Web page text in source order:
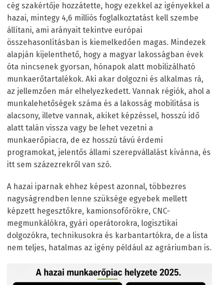
cég szakértője hozzátette, hogy ezekkel az igényekkel a
hazai, mintegy 4,6 milliós foglalkoztatást kell szembe
állítani, ami arányait tekintve európai
összehasonlításban is kiemelkedően magas. Mindezek
alapján kijelenthető, hogy a magyar lakosságban évek
óta nincsenek gyorsan, hónapok alatt mobilizálható
munkaerőtartalékok. Aki akar dolgozni és alkalmas rá,
az jellemzően már elhelyezkedett. Vannak régiók, ahol a
munkalehetőségek száma és a lakosság mobilitása is
alacsony, illetve vannak, akiket képzéssel, hosszú idő
alatt talán vissza vagy be lehet vezetni a
munkaerőpiacra, de ez hosszú távú érdemi
programokat, jelentős állami szerepvállalást kívánna, és
itt sem százezrekről van szó.
A hazai iparnak ehhez képest azonnal, többezres
nagyságrendben lenne szüksége egyebek mellett
képzett hegesztőkre, kamionsofőrökre, CNC-
megmunkálókra, gyári operátorokra, logisztikai
dolgozókra, technikusokra és karbantartókra, de a lista
nem teljes, hatalmas az igény például az agráriumban is.